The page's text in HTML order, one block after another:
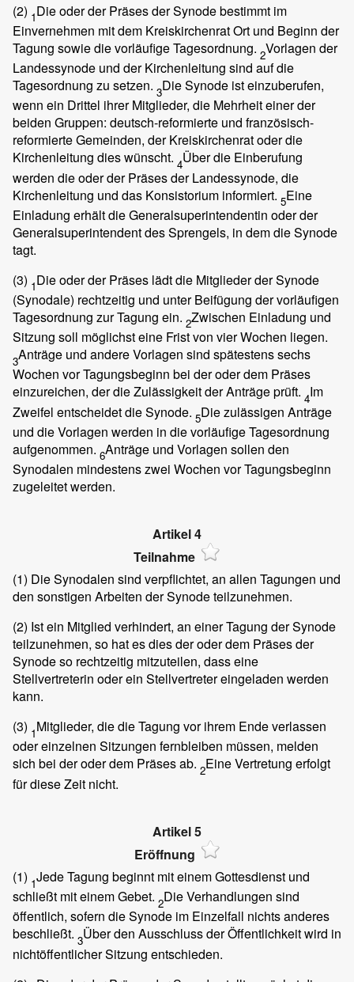
(2) 1Die oder der Präses der Synode bestimmt im
Einvernehmen mit dem Kreiskirchenrat Ort und Beginn der
Tagung sowie die vorläufige Tagesordnung. 2Vorlagen der
Landessynode und der Kirchenleitung sind auf die
Tagesordnung zu setzen. 3Die Synode ist einzuberufen,
wenn ein Drittel ihrer Mitglieder, die Mehrheit einer der
beiden Gruppen: deutsch-reformierte und französisch-
reformierte Gemeinden, der Kreiskirchenrat oder die
Kirchenleitung dies wünscht. 4Über die Einberufung
werden die oder der Präses der Landessynode, die
Kirchenleitung und das Konsistorium informiert. 5Eine
Einladung erhält die Generalsuperintendentin oder der
Generalsuperintendent des Sprengels, in dem die Synode
tagt.
(3) 1Die oder der Präses lädt die Mitglieder der Synode
(Synodale) rechtzeitig und unter Beifügung der vorläufigen
Tagesordnung zur Tagung ein. 2Zwischen Einladung und
Sitzung soll möglichst eine Frist von vier Wochen liegen.
3Anträge und andere Vorlagen sind spätestens sechs
Wochen vor Tagungsbeginn bei der oder dem Präses
einzureichen, der die Zulässigkeit der Anträge prüft. 4Im
Zweifel entscheidet die Synode. 5Die zulässigen Anträge
und die Vorlagen werden in die vorläufige Tagesordnung
aufgenommen. 6Anträge und Vorlagen sollen den
Synodalen mindestens zwei Wochen vor Tagungsbeginn
zugeleitet werden.
Artikel 4
Teilnahme
(1) Die Synodalen sind verpflichtet, an allen Tagungen und
den sonstigen Arbeiten der Synode teilzunehmen.
(2) Ist ein Mitglied verhindert, an einer Tagung der Synode
teilzunehmen, so hat es dies der oder dem Präses der
Synode so rechtzeitig mitzuteilen, dass eine
Stellvertreterin oder ein Stellvertreter eingeladen werden
kann.
(3) 1Mitglieder, die die Tagung vor ihrem Ende verlassen
oder einzelnen Sitzungen fernbleiben müssen, melden
sich bei der oder dem Präses ab. 2Eine Vertretung erfolgt
für diese Zeit nicht.
Artikel 5
Eröffnung
(1) 1Jede Tagung beginnt mit einem Gottesdienst und
schließt mit einem Gebet. 2Die Verhandlungen sind
öffentlich, sofern die Synode im Einzelfall nichts anderes
beschließt. 3Über den Ausschluss der Öffentlichkeit wird in
nichtöffentlicher Sitzung entschieden.